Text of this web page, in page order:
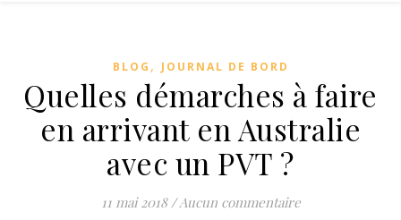
BLOG , JOURNAL DE BORD
Quelles démarches à faire
en arrivant en Australie
avec un PVT ?
11 mai 2018 /Aucun commentaire